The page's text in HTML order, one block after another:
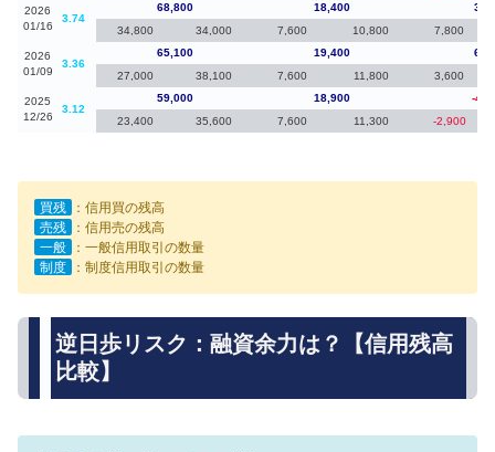
2026
01/16
3.74
68,800 18,400
34,800
34,000 7,600 10,800 7,800
2026
01/09
3.36
65,100 19,400
27,000
38,100 7,600 11,800 3,600
2025
12/26
3.12
59,000 18,900
-
23,400
35,600 7,600 11,300 -2,900
買残
：信用買の残高
売残
：信用売の残高
一般
：一般信用取引の数量
制度
：制度信用取引の数量
逆日歩リスク：融資余力は？【信用残高
比較】